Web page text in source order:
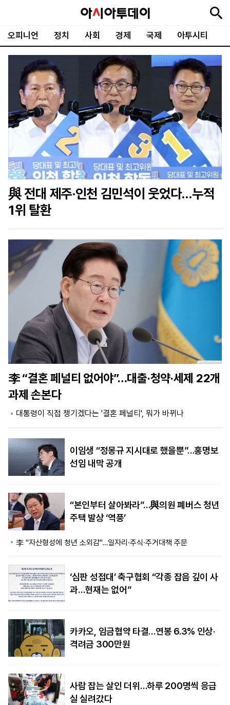
오피니언 정치 사회 경제 국제 아투시티
뉴
스
최
신
속
보
정
치
사
회
경
제
국
제
오
피
니
언
피
플
아
투
시
티
문
화
스
포
츠
포
토
ENGLISH
中
文
Tiếng
Việt
지
면
기
신
문
독
후
원
기
제
보
시
회
사
개
앱
설
마
켓
파
운
세
골
프
與 전대 제주·인천 김민석이 웃었다…누적
1위 탈환
李 “결혼 페널티 없어야”…대출·청약·세제 22개
과제 손본다
대통령이 직접 챙기겠다는 '결혼 페널티', 뭐가 바뀌나
이임생 “정몽규 지시대로 했을뿐”…홍명보
선임 내막 공개
“본인부터 살아봐라”…與의원 폐버스 청년
주택 발상 ‘역풍’
李 "자산형성에 청년 소외감"…일자리·주식·주거대책 주문
‘심판 성접대’ 축구협회 “각종 잡음 깊이 사
과…현재는 없어”
카카오, 임금협약 타결…연봉 6.3% 인상·
격려금 300만원
사람 잡는 살인 더위…하루 200명씩 응급
실 실려갔다